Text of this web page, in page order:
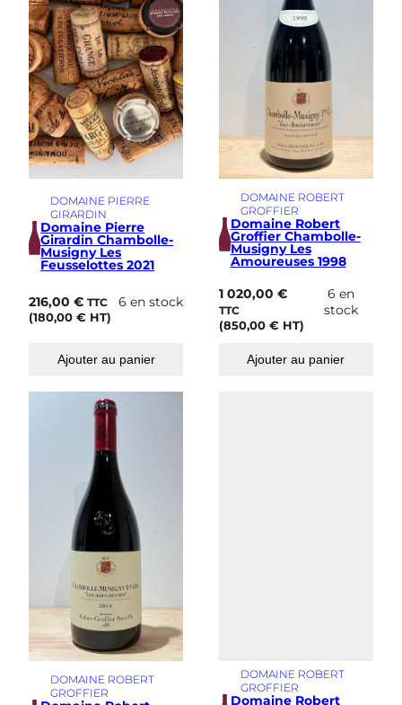
DOMAINE PIERRE
GIRARDIN
Domaine Pierre
Girardin Chambolle-
Musigny Les
Feusselottes 2021
216,00€ TTC
(180,00€ HT)
6 en stock
Ajouter au panier
DOMAINE ROBERT
GROFFIER
Domaine Robert
Groffier Chambolle-
Musigny Les
Amoureuses 1998
1 020,00 €
TTC
(850,00 €HT)
6 en
stock
Ajouter au panier
DOMAINE ROBERT
GROFFIER
DOMAINE ROBERT
GROFFIER
Domaine Robert